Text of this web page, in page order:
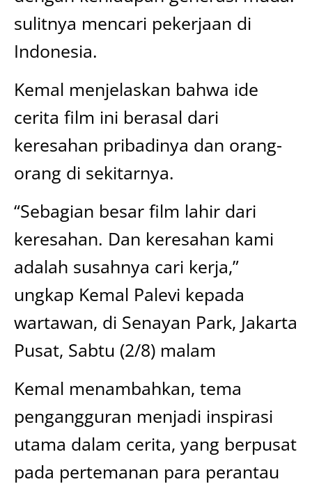
sulitnya mencari pekerjaan di
Indonesia.
Kemal menjelaskan bahwa ide
cerita film ini berasal dari
keresahan pribadinya dan orang-
orang di sekitarnya.
“Sebagian besar film lahir dari
keresahan. Dan keresahan kami
adalah susahnya cari kerja,”
ungkap Kemal Palevi kepada
wartawan, di Senayan Park, Jakarta
Pusat, Sabtu (2/8) malam
Kemal menambahkan, tema
pengangguran menjadi inspirasi
utama dalam cerita, yang berpusat
pada pertemanan para perantau